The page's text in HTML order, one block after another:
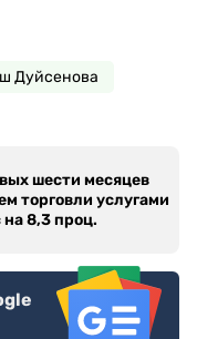
Дуйсенова
шести месяцев
торговли услугами
8,3 проц.